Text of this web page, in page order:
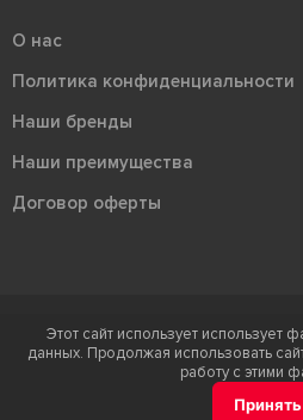
О нас
Политика конфиденциальности
Наши бренды
Наши преимущества
Договор оферты
Терра - территория керамики 2026
Ⓒ Правообладателем товарного знака
Этот сайт использует использует
данных. Продолжая использовать
работу с этими
Принять